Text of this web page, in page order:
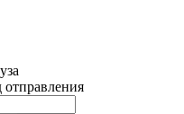
отправления